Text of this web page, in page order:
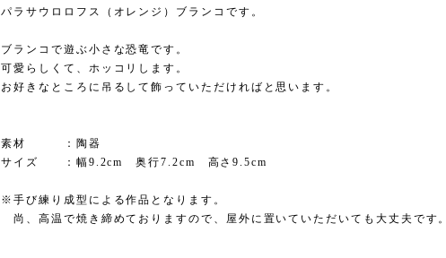
パラサウロロフス（オレンジ）ブランコです。
ブランコで遊ぶ小さな恐竜です。
可愛らしくて、ホッコリします。
お好きなところに吊るして飾っていただければと思います。
素材 ：陶器
サイズ ：幅9.2cm 奥行7.2cm 高さ9.5cm
※手び練り成型による作品となります。
尚、高温で焼き締めておりますので、屋外に置いていただいても大丈夫です。